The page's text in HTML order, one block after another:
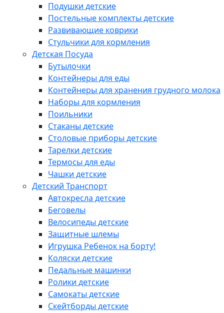
Подушки детские
Постельные комплекты детские
Развивающие коврики
Стульчики для кормления
Детская Посуда
Бутылочки
Контейнеры для еды
Контейнеры для хранения грудного молока
Наборы для кормления
Поильники
Стаканы детские
Столовые приборы детские
Тарелки детские
Термосы для еды
Чашки детские
Детский Транспорт
Автокресла детские
Беговелы
Велосипеды детские
Защитные шлемы
Игрушка Ребенок на борту!
Коляски детские
Педальные машинки
Ролики детские
Самокаты детские
Скейтборды детские